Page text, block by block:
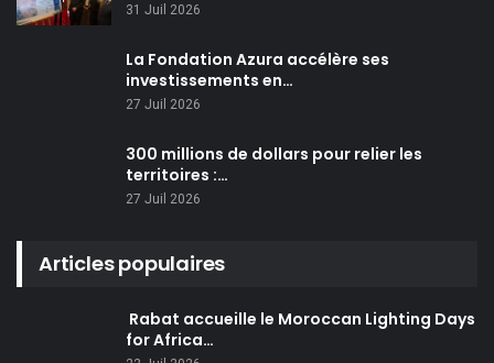
31 Juil 2026
La Fondation Azura accélère ses
investissements en…
27 Juil 2026
300 millions de dollars pour relier les
territoires :…
27 Juil 2026
Articles populaires
Rabat accueille le Moroccan Lighting Days
for Africa…